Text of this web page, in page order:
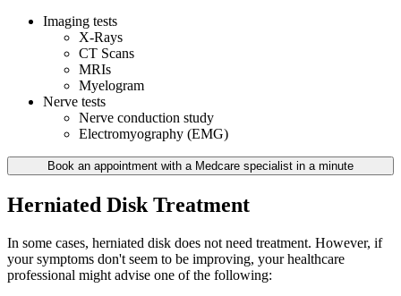
Imaging tests
X-Rays
CT Scans
MRIs
Myelogram
Nerve tests
Nerve conduction study
Electromyography (EMG)
Book an appointment with a Medcare specialist in a minute
Herniated Disk Treatment
In some cases, herniated disk does not need treatment. However, if
your symptoms don't seem to be improving, your healthcare
professional might advise one of the following: